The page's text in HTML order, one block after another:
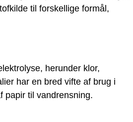
til forskellige formål,
herunder klor,
har en bred vifte af brug i
papir til vandrensning.